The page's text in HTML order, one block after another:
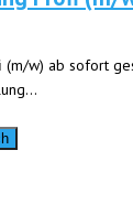
(m/w) ab sofort